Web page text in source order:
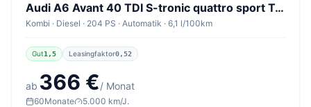
Audi A6 Avant 40 TDI S-tronic quattro sport TourP Nav
Kombi · Diesel · 204 PS · Automatik · 6,1 l/100km
Gut1,5 Leasingfaktor0,52
ab 366 €/ Monat
60Monate 5.000 km/J.